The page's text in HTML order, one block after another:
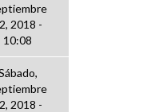
2018 -
10:08
2018 -